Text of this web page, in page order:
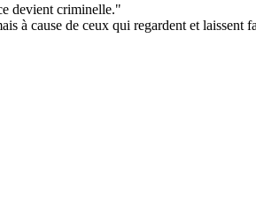
devient criminelle."
à cause de ceux qui regardent et laissent